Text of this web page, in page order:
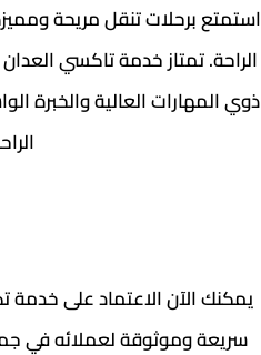
استمتع برحلات تنقل مريحة
الراحة. تمتاز خدمة تاكسي
ذوي المهارات العالية